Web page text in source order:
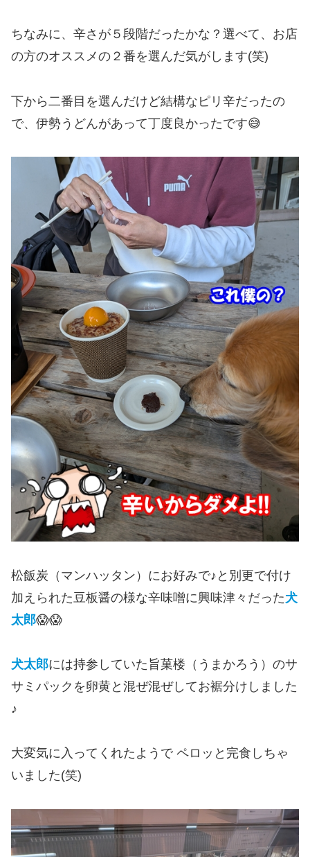
ちなみに、辛さが５段階だったかな？選べて、お店
の方のオススメの２番を選んだ気がします(笑)
下から二番目を選んだけど結構なピリ辛だったの
で、伊勢うどんがあって丁度良かったです😅
松飯炭（マンハッタン）にお好みで♪と別更で付け
加えられた豆板醤の様な辛味噌に興味津々だった犬
太郎😱😱
犬太郎には持参していた旨菓楼（うまかろう）のサ
サミパックを卵黄と混ぜ混ぜしてお裾分けしました
♪
大変気に入ってくれたようで ペロッと完食しちゃ
いました(笑)